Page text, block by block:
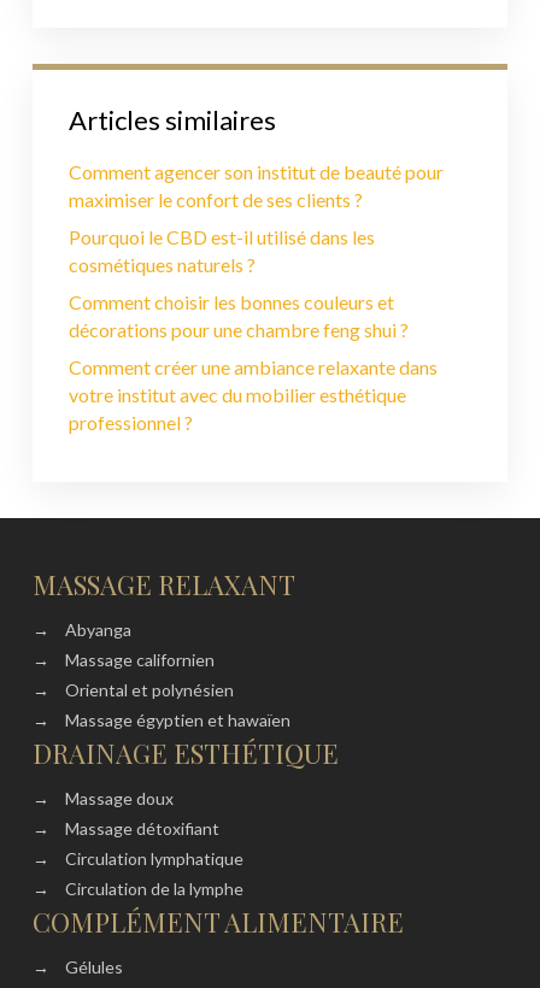
Articles similaires
Comment agencer son institut de beauté pour
maximiser le confort de ses clients ?
Pourquoi le CBD est-il utilisé dans les
cosmétiques naturels ?
Comment choisir les bonnes couleurs et
décorations pour une chambre feng shui ?
Comment créer une ambiance relaxante dans
votre institut avec du mobilier esthétique
professionnel ?
MASSAGE RELAXANT
→
Abyanga
→
Massage californien
→
Oriental et polynésien
→
Massage égyptien et hawaïen
DRAINAGE ESTHÉTIQUE
→
Massage doux
→
Massage détoxifiant
→
Circulation lymphatique
→
Circulation de la lymphe
COMPLÉMENT ALIMENTAIRE
→
Gélules